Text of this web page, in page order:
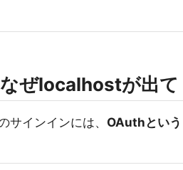
ぜlocalhostが出
サインインには、 OAuthとい